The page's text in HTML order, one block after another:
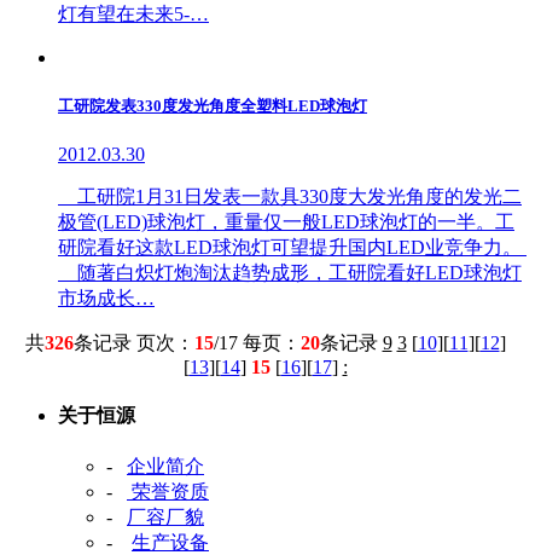
灯有望在未来5-…
工研院发表330度发光角度全塑料LED球泡灯
2012.03.30
工研院1月31日发表一款具330度大发光角度的发光二
极管(LED)球泡灯，重量仅一般LED球泡灯的一半。工
研院看好这款LED球泡灯可望提升国内LED业竞争力。
随著白炽灯炮淘汰趋势成形，工研院看好LED球泡灯
市场成长…
共326条记录 页次： 15/17 每页： 20条记录 9 3[10][11][12]
[13][14] 15[16][17] :
关于恒源
- 企业简介
-
荣誉资质
- 厂容厂貌
- 生产设备